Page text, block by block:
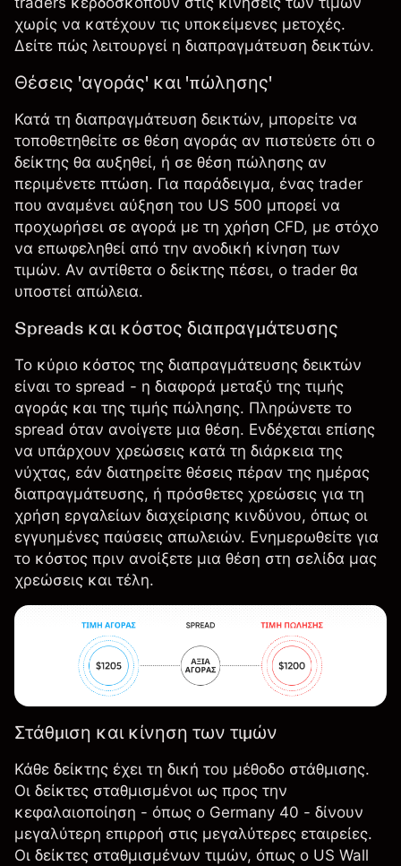
χωρίς να κατέχουν τις υποκείμενες μετοχές.
Δείτε πώς λειτουργεί η διαπραγμάτευση δεικτών.
Θέσεις 'αγοράς' και 'πώλησης'
Κατά τη διαπραγμάτευση δεικτών, μπορείτε να
τοποθετηθείτε σε θέση αγοράς αν πιστεύετε ότι ο
δείκτης θα αυξηθεί, ή σε θέση πώλησης αν
περιμένετε πτώση. Για παράδειγμα, ένας trader
που αναμένει αύξηση του US 500 μπορεί να
προχωρήσει σε αγορά με τη χρήση CFD, με στόχο
να επωφεληθεί από την ανοδική κίνηση των
τιμών. Αν αντίθετα ο δείκτης πέσει, ο trader θα
υποστεί απώλεια.
Spreads και κόστος διαπραγμάτευσης
Το κύριο κόστος της διαπραγμάτευσης δεικτών
είναι το spread - η διαφορά μεταξύ της τιμής
αγοράς και της τιμής πώλησης. Πληρώνετε το
spread όταν ανοίγετε μια θέση. Ενδέχεται επίσης
να υπάρχουν χρεώσεις κατά τη διάρκεια της
νύχτας, εάν διατηρείτε θέσεις πέραν της ημέρας
διαπραγμάτευσης, ή πρόσθετες χρεώσεις για τη
χρήση εργαλείων διαχείρισης κινδύνου, όπως οι
εγγυημένες παύσεις απωλειών. Ενημερωθείτε για
το κόστος πριν ανοίξετε μια θέση στη σελίδα μας
χρεώσεις και τέλη.
Στάθμιση και κίνηση των τιμών
Κάθε δείκτης έχει τη δική του μέθοδο στάθμισης.
Οι δείκτες σταθμισμένοι ως προς την
κεφαλαιοποίηση - όπως ο Germany 40 - δίνουν
μεγαλύτερη επιρροή στις μεγαλύτερες εταιρείες.
Οι δείκτες σταθμισμένων τιμών, όπως ο US Wall